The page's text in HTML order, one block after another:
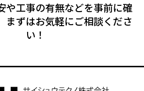
や工事の有無などを事前に確
まずはお気軽にご相談くださ
い！